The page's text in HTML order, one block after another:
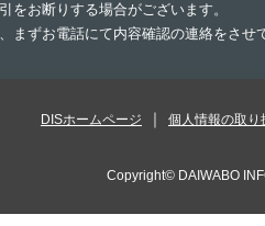
をお断りする場合がございます。
まずお電話にて内容確認の連絡をさ
DISホームページ 個人情報の取り
Copyright© DAIWABO